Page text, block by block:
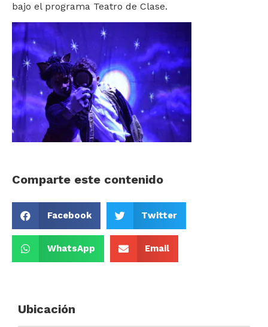
bajo el programa Teatro de Clase.
Comparte este contenido
Facebook Twitter
WhatsApp Email
Ubicación